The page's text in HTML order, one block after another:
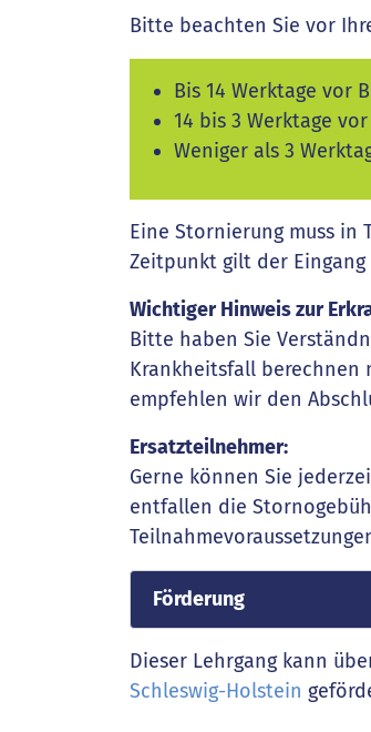
Bitte beachten Sie vor
Bis 14 Werktage vor
14 bis 3 Werktage
Weniger als 3
Eine Stornierung muss in
Zeitpunkt gilt der Eingang
Wichtiger Hinweis zur
Bitte haben Sie
Krankheitsfall berechnen
empfehlen wir den
Ersatzteilnehmer:
Gerne können Sie
entfallen die
Förderung
Dieser Lehrgang kann
Schleswig-Holstein